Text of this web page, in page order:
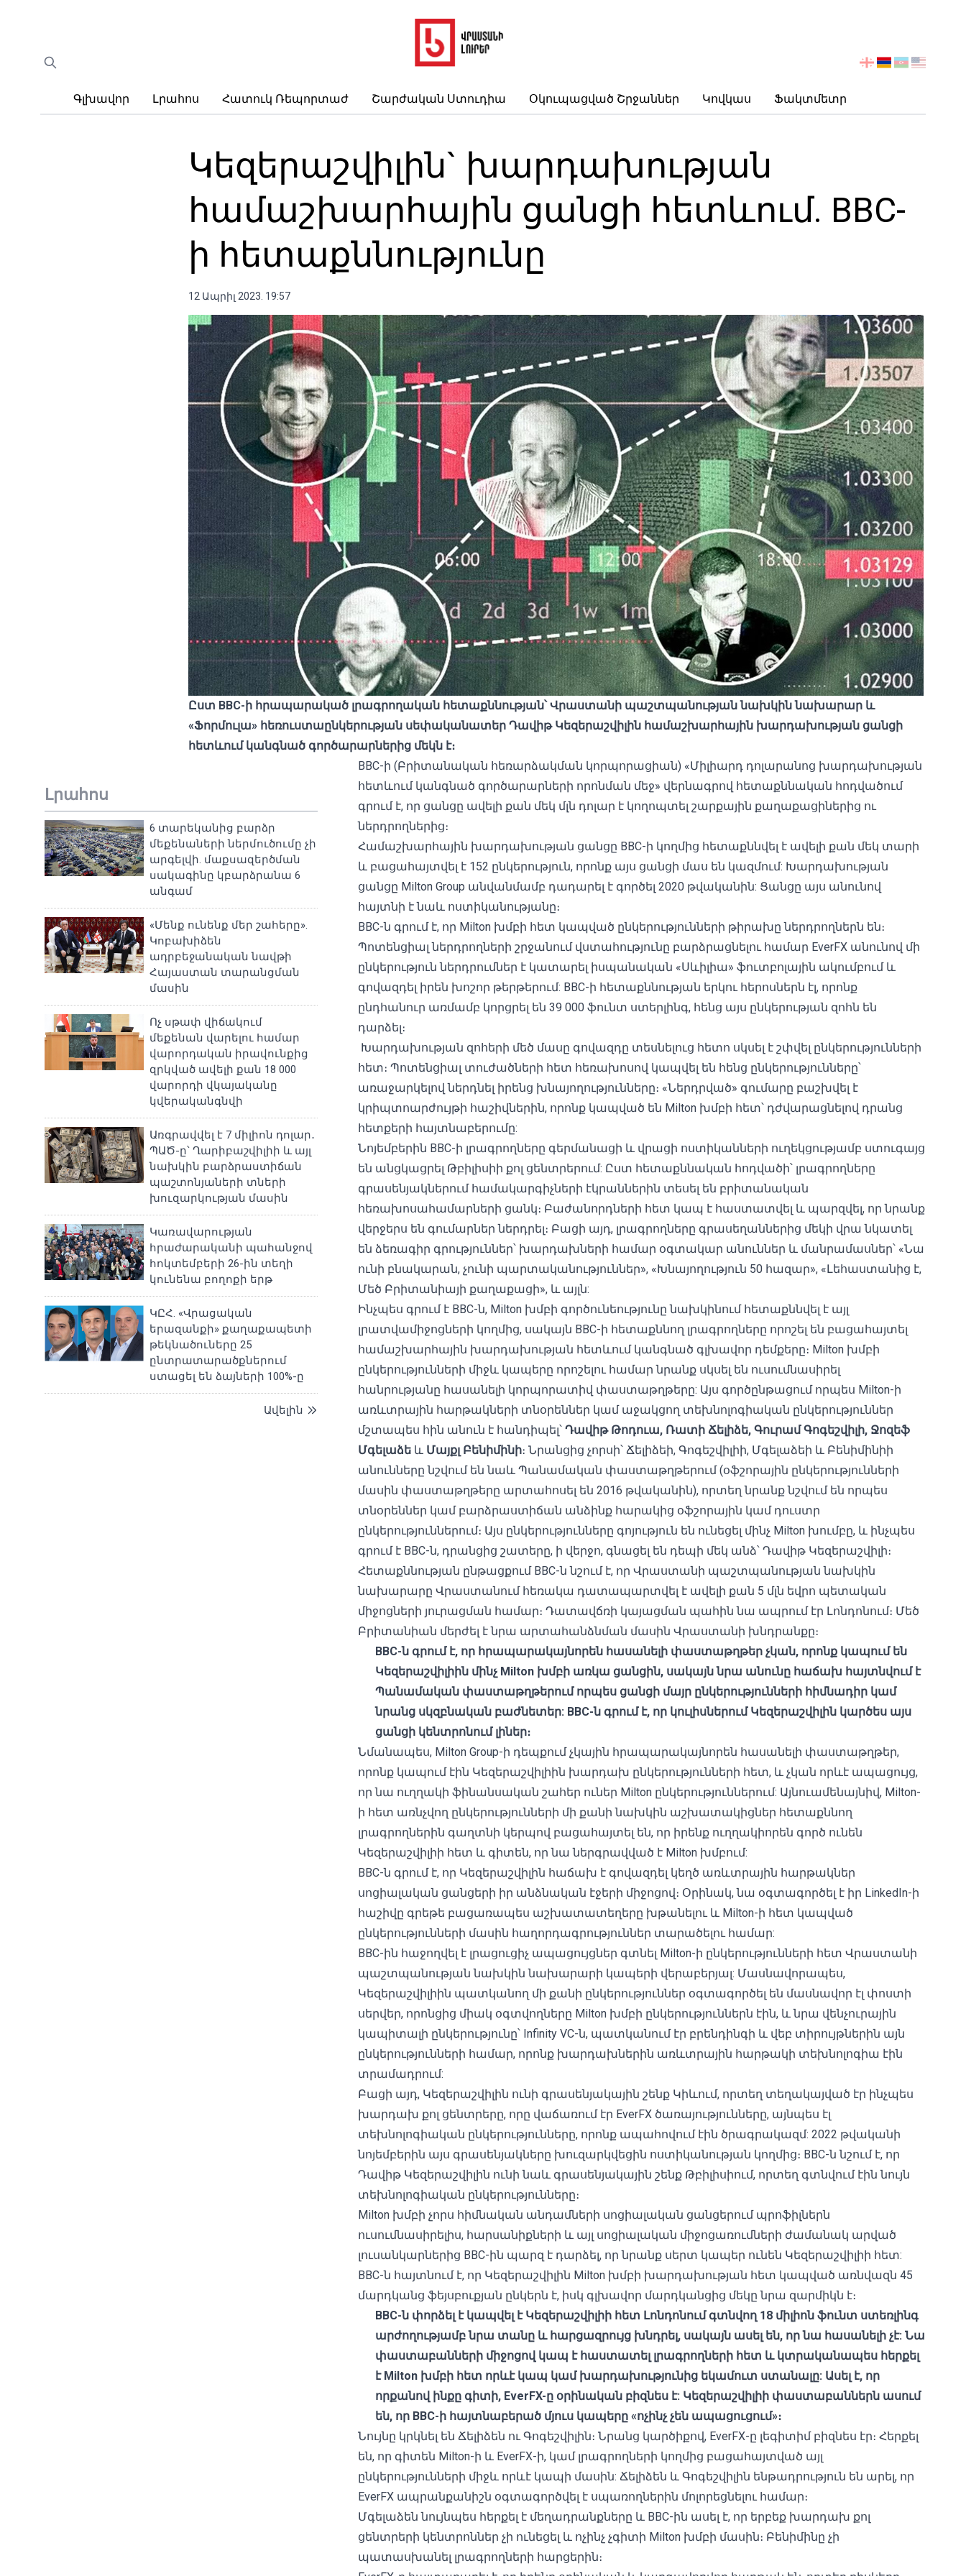
Գլխավոր Լրահոս Հատուկ Ռեպորտաժ Շարժական Ստուդիա Օկուպացված Շրջաններ Կովկաս Ֆակտմետր
აირჩიეთ
Կեզերաշվիլին` խարդախության
համաշխարհային ցանցի հետևում. BBC-
ի հետաքննությունը
12 Ապրիլ 2023. 19:57
Ըստ BBC-ի հրապարակած լրագրողական հետաքննության՝ Վրաստանի պաշտպանության նախկին նախարար և
«Ֆորմուլա» հեռուստաընկերության սեփականատեր Դավիթ Կեզերաշվիլին համաշխարհային խարդախության ցանցի
հետևում կանգնած գործարարներից մեկն է։
Լրահոս
6 տարեկանից բարձր
մեքենաների ներմուծումը չի
արգելվի. մաքսազերծման
սակագինը կբարձրանա 6
անգամ
«Մենք ունենք մեր շահերը».
Կոբախիձեն
ադրբեջանական նավթի
Հայաստան տարանցման
մասին
Ոչ սթափ վիճակում
մեքենան վարելու համար
վարորդական իրավունքից
զրկված ավելի քան 18 000
վարորդի վկայականը
կվերականգնվի
Առգրավվել է 7 միլիոն դոլար․
ՊԱԾ-ը՝ Ղարիբաշվիլիի և այլ
նախկին բարձրաստիճան
պաշտոնյաների տների
խուզարկության մասին
Կառավարության
հրաժարականի պահանջով
հոկտեմբերի 26-ին տեղի
կունենա բողոքի երթ
ԿԸՀ. «Վրացական
երազանքի» քաղաքապետի
թեկնածուները 25
ընտրատարածքներում
ստացել են ձայների 100%-ը
Ավելին
BBC-ի (Բրիտանական հեռարձակման կորպորացիան) «Միլիարդ դոլարանոց խարդախության
հետևում կանգնած գործարարների որոնման մեջ» վերնագրով հետաքննական հոդվածում
գրում է, որ ցանցը ավելի քան մեկ մլն դոլար է կողոպտել շարքային քաղաքացիներից ու
ներդրողներից։
Համաշխարհային խարդախության ցանցը BBC-ի կողմից հետաքննվել է ավելի քան մեկ տարի
և բացահայտվել է 152 ընկերություն, որոնք այս ցանցի մաս են կազմում: Խարդախության
ցանցը Milton Group անվանմամբ դադարել է գործել 2020 թվականին: Ցանցը այս անունով
հայտնի է նաև ոստիկանությանը։
BBC-ն գրում է, որ Milton խմբի հետ կապված ընկերությունների թիրախը ներդրողներն են։
Պոտենցիալ ներդրողների շրջանում վստահությունը բարձրացնելու համար EverFX անունով մի
ընկերություն ներդրումներ է կատարել իսպանական «Սևիլիա» ֆուտբոլային ակումբում և
գովազդել իրեն խոշոր թերթերում: BBC-ի հետաքննության երկու հերոսներն էլ, որոնք
ընդհանուր առմամբ կորցրել են 39 000 ֆունտ ստերլինգ, հենց այս ընկերության զոհն են
դարձել։
Խարդախության զոհերի մեծ մասը գովազդը տեսնելուց հետո սկսել է շփվել ընկերությունների
հետ։ Պոտենցիալ տուժածների հետ հեռախոսով կապվել են հենց ընկերությունները՝
առաջարկելով ներդնել իրենց խնայողությունները։ «Ներդրված» գումարը բաշխվել է
կրիպտոարժույթի հաշիվներին, որոնք կապված են Milton խմբի հետ՝ դժվարացնելով դրանց
հետքերի հայտնաբերումը:
Նոյեմբերին BBC-ի լրագրողները գերմանացի և վրացի ոստիկանների ուղեկցությամբ ստուգայց
են անցկացրել Թբիլիսիի քոլ ցենտրերում: Ըստ հետաքննական հոդվածի՝ լրագրողները
գրասենյակներում համակարգիչների էկրաններին տեսել են բրիտանական
հեռախոսահամարների ցանկ։ Բաժանորդների հետ կապ է հաստատվել և պարզվել, որ նրանք
վերջերս են գումարներ ներդրել։ Բացի այդ, լրագրողները գրասեղաններից մեկի վրա նկատել
են ձեռագիր գրություններ՝ խարդախների համար օգտակար անուններ և մանրամասներ՝ «Նա
ունի բնակարան, չունի պարտականություններ», «Խնայողություն 50 հազար», «Լեհաստանից է,
Մեծ Բրիտանիայի քաղաքացի», և այլն:
Ինչպես գրում է BBC-ն, Milton խմբի գործունեությունը նախկինում հետաքննվել է այլ
լրատվամիջոցների կողմից, սակայն BBC-ի հետաքննող լրագրողները որոշել են բացահայտել
համաշխարհային խարդախության հետևում կանգնած գլխավոր դեմքերը։ Milton խմբի
ընկերությունների միջև կապերը որոշելու համար նրանք սկսել են ուսումնասիրել
հանրությանը հասանելի կորպորատիվ փաստաթղթերը: Այս գործընթացում որպես Milton-ի
առևտրային հարթակների տնօրեններ կամ աջակցող տեխնոլոգիական ընկերություններ
մշտապես հին անուն է հանդիպել՝ Դավիթ Թոդուա, Ռատի Ճելիձե, Գուրամ Գոգեշվիլի, Ջոզեֆ
Մգելաձե և Մայքլ Բենիմինի։ Նրանցից չորսի՝ Ճելիձեի, Գոգեշվիլիի, Մգելաձեի և Բենիմինիի
անունները նշվում են նաև Պանամական փաստաթղթերում (օֆշորային ընկերությունների
մասին փաստաթղթերը արտահոսել են 2016 թվականին), որտեղ նրանք նշվում են որպես
տնօրեններ կամ բարձրաստիճան անձինք հարակից օֆշորային կամ դուստր
ընկերություններում։ Այս ընկերությունները գոյություն են ունեցել մինչ Milton խումբը, և ինչպես
գրում է BBC-ն, դրանցից շատերը, ի վերջո, գնացել են դեպի մեկ անձ՝ Դավիթ Կեզերաշվիլի։
Հետաքննության ընթացքում BBC-ն նշում է, որ Վրաստանի պաշտպանության նախկին
նախարարը Վրաստանում հեռակա դատապարտվել է ավելի քան 5 մլն եվրո պետական ​​
միջոցների յուրացման համար։ Դատավճռի կայացման պահին նա ապրում էր Լոնդոնում։ Մեծ
Բրիտանիան մերժել է նրա արտահանձնման մասին Վրաստանի խնդրանքը։
BBC-ն գրում է, որ հրապարակայնորեն հասանելի փաստաթղթեր չկան, որոնք կապում են
Կեզերաշվիլիին մինչ Milton խմբի առկա ցանցին, սակայն նրա անունը հաճախ հայտնվում է
Պանամական փաստաթղթերում որպես ցանցի մայր ընկերությունների հիմնադիր կամ
նրանց սկզբնական բաժնետեր: BBC-ն գրում է, որ կուլիսներում Կեզերաշվիլին կարծես այս
ցանցի կենտրոնում լիներ։
Նմանապես, Milton Group-ի դեպքում չկային հրապարակայնորեն հասանելի փաստաթղթեր,
որոնք կապում էին Կեզերաշվիլիին խարդախ ընկերությունների հետ, և չկան որևէ ապացույց,
որ նա ուղղակի ֆինանսական շահեր ուներ Milton ընկերություններում: Այնուամենայնիվ, Milton-
ի հետ առնչվող ընկերությունների մի քանի նախկին աշխատակիցներ հետաքննող
լրագրողներին գաղտնի կերպով բացահայտել են, որ իրենք ուղղակիորեն գործ ունեն
Կեզերաշվիլիի հետ և գիտեն, որ նա ներգրավված է Milton խմբում:
BBC-ն գրում է, որ Կեզերաշվիլին հաճախ է գովազդել կեղծ առևտրային հարթակներ
սոցիալական ցանցերի իր անձնական էջերի միջոցով։ Օրինակ, նա օգտագործել է իր LinkedIn-ի
հաշիվը գրեթե բացառապես աշխատատեղերը խթանելու և Milton-ի հետ կապված
ընկերությունների մասին հաղորդագրություններ տարածելու համար:
BBC-ին հաջողվել է լրացուցիչ ապացույցներ գտնել Milton-ի ընկերությունների հետ Վրաստանի
պաշտպանության նախկին նախարարի կապերի վերաբերյալ: Մասնավորապես,
Կեզերաշվիլիին պատկանող մի քանի ընկերություններ օգտագործել են մասնավոր էլ փոստի
սերվեր, որոնցից միակ օգտվողները Milton խմբի ընկերություններն էին, և նրա վենչուրային
կապիտալի ընկերությունը՝ Infinity VC-ն, պատկանում էր բրենդինգի և վեբ տիրույթներին այն
ընկերությունների համար, որոնք խարդախներին առևտրային հարթակի տեխնոլոգիա էին
տրամադրում:
Բացի այդ, Կեզերաշվիլին ունի գրասենյակային շենք Կիևում, որտեղ տեղակայված էր ինչպես
խարդախ քոլ ցենտրերը, որը վաճառում էր EverFX ծառայությունները, այնպես էլ
տեխնոլոգիական ընկերությունները, որոնք ապահովում էին ծրագրակազմ: 2022 թվականի
նոյեմբերին այս գրասենյակները խուզարկվեցին ոստիկանության կողմից։ BBC-ն նշում է, որ
Դավիթ Կեզերաշվիլին ունի նաև գրասենյակային շենք Թբիլիսիում, որտեղ գտնվում էին նույն
տեխնոլոգիական ընկերությունները։
Milton խմբի չորս հիմնական անդամների սոցիալական ցանցերում պրոֆիլներն
ուսումնասիրելիս, հարսանիքների և այլ սոցիալական միջոցառումների ժամանակ արված
լուսանկարներից BBC-ին պարզ է դարձել, որ նրանք սերտ կապեր ունեն Կեզերաշվիլիի հետ:
BBC-ն հայտնում է, որ Կեզերաշվիլին Milton խմբի խարդախության հետ կապված առնվազն 45
մարդկանց ֆեյսբուքյան ընկերն է, իսկ գլխավոր մարդկանցից մեկը նրա զարմիկն է։
BBC-ն փորձել է կապվել է Կեզերաշվիլիի հետ Լոնդոնում գտնվող 18 միլիոն ֆունտ ստեռլինգ
արժողությամբ նրա տանը և հարցազրույց խնդրել, սակայն ասել են, որ նա հասանելի չէ: Նա
փաստաբանների միջոցով կապ է հաստատել լրագրողների հետ և կտրականապես հերքել
էMilton խմբի հետ որևէ կապ կամ խարդախությունից եկամուտ ստանալը: Ասել է, որ
որքանով ինքը գիտի, EverFX-ը օրինական բիզնես է: Կեզերաշվիլիի փաստաբաններն ասում
են, որ BBC-ի հայտնաբերած մյուս կապերը «ոչինչ չեն ապացուցում»։
Նույնը կրկնել են Ճելիձեն ու Գոգեշվիլին։ Նրանց կարծիքով, EverFX-ը լեգիտիմ բիզնես էր։ Հերքել
են, որ գիտեն Milton-ի և EverFX-ի, կամ լրագրողների կողմից բացահայտված այլ
ընկերությունների միջև որևէ կապի մասին: Ճելիձեն և Գոգեշվիլին ենթադրություն են արել, որ
EverFX ապրանքանիշն օգտագործվել է սպառողներին մոլորեցնելու համար։
Մգելաձեն նույնպես հերքել է մեղադրանքները և BBC-ին ասել է, որ երբեք խարդախ քոլ
ցենտրերի կենտրոններ չի ունեցել և ոչինչ չգիտի Milton խմբի մասին։ Բենիմինը չի
պատասխանել լրագրողների հարցերին։